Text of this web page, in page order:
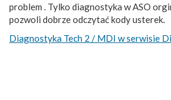
problem . Tylko diagnostyka w ASO
pozwoli dobrze odczytać kody usterek.
Diagnostyka Tech 2 / MDI w serwisie